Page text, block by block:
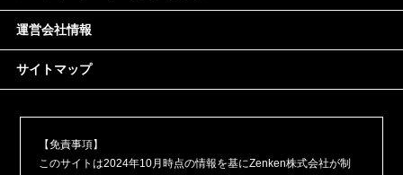
運営会社情報
サイトマップ
【免責事項】
このサイトは2024年10月時点の情報を基にZenken株式会社が制